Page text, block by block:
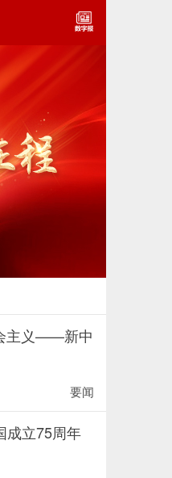
主义——新中
要闻
立75周年